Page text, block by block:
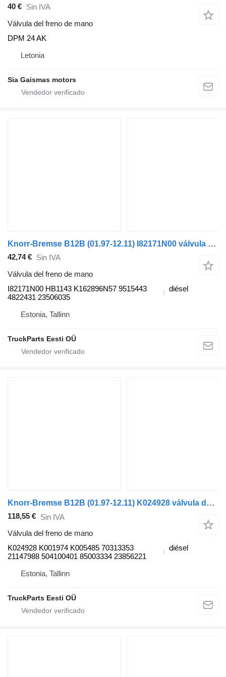
40 € Sin IVA
Válvula del freno de mano
DPM 24 AK
Letonia
Sia Gaismas motors
Knorr-Bremse B12B (01.97-12.11) I82171N00 válvula del freno de mano para Volvo B6, B7, B9, B10, B12 bus (1978-2011) autobús
42,74 € Sin IVA
Válvula del freno de mano
I82171N00 HB1143 K162896N57 9515443
4822431 23506035
diésel
Estonia, Tallinn
TruckParts Eesti OÜ
Knorr-Bremse B12B (01.97-12.11) K024928 válvula del freno de mano para Volvo B6, B7, B9, B10, B12 bus (1978-2011) autobús
118,55 € Sin IVA
Válvula del freno de mano
K024928 K001974 K005485 70313353
21147988 504100401 85003334 23856221
diésel
Estonia, Tallinn
TruckParts Eesti OÜ